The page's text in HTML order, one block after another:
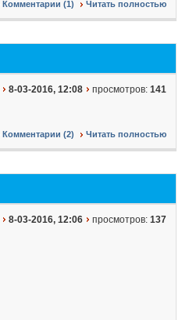
Комментарии (1) Читать полностью
8-03-2016, 12:08 просмотров: 141
Комментарии (2) Читать полностью
8-03-2016, 12:06 просмотров: 137